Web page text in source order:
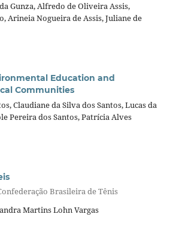
Gunza, Alfredo de Oliveira Assis,
Arineia Nogueira de Assis, Juliane de
Education and
Communities
Claudiane da Silva dos Santos, Lucas da
Pereira dos Santos, Patrícia Alves
Brasileira de Tênis
Martins Lohn Vargas